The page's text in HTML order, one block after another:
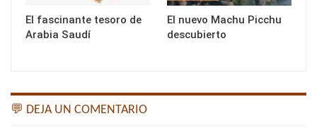
El fascinante tesoro de
Arabia Saudí
El nuevo Machu Picchu
descubierto
💬 DEJA UN COMENTARIO